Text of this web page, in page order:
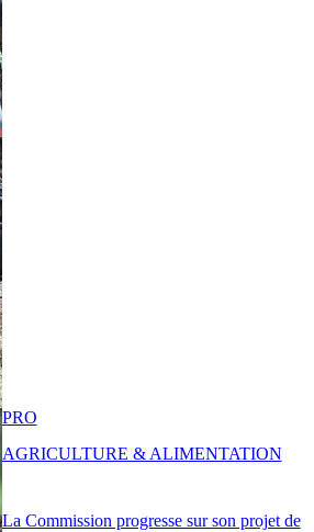
La Commission progresse sur son projet de
PRO
AGRICULTURE & ALIMENTATION